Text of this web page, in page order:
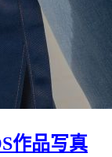
作品写真